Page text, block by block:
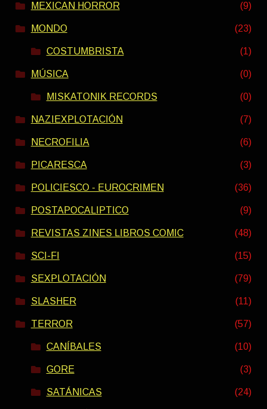
MEXICAN HORROR (9)
MONDO (23)
COSTUMBRISTA (1)
MÚSICA (0)
MISKATONIK RECORDS (0)
NAZIEXPLOTACIÓN (7)
NECROFILIA (6)
PICARESCA (3)
POLICIESCO - EUROCRIMEN (36)
POSTAPOCALIPTICO (9)
REVISTAS ZINES LIBROS COMIC (48)
SCI-FI (15)
SEXPLOTACIÓN (79)
SLASHER (11)
TERROR (57)
CANÍBALES (10)
GORE (3)
SATÁNICAS (24)